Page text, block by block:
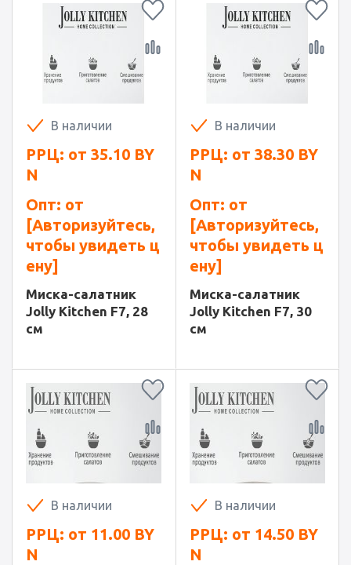
В наличии
РРЦ: от 35.10 BY
N
Опт: от
[Авторизуйтесь,
чтобы увидеть ц
ену]
Миска-салатник
Jolly Kitchen F7, 28
см
В наличии
РРЦ: от 38.30 BY
N
Опт: от
[Авторизуйтесь,
чтобы увидеть ц
ену]
Миска-салатник
Jolly Kitchen F7, 30
см
В наличии
РРЦ: от 11.00 BY
N
В наличии
РРЦ: от 14.50 BY
N